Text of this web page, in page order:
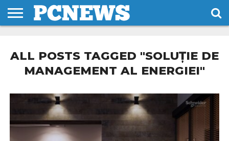
NOI
SI
CONDITII
ALL POSTS TAGGED "SOLUȚIE DE
MANAGEMENT AL ENERGIEI"